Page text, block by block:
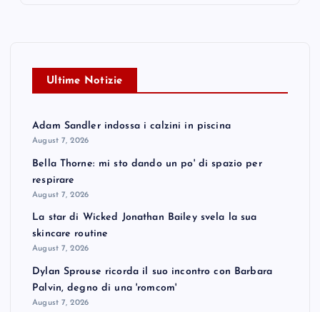
Ultime Notizie
Adam Sandler indossa i calzini in piscina
August 7, 2026
Bella Thorne: mi sto dando un po' di spazio per
respirare
August 7, 2026
La star di Wicked Jonathan Bailey svela la sua
skincare routine
August 7, 2026
Dylan Sprouse ricorda il suo incontro con Barbara
Palvin, degno di una 'romcom'
August 7, 2026